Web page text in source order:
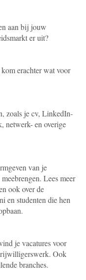
aan bij jouw
er uit?
erachter wat voor
zoals je cv, LinkedIn-
netwerk- en overige
van je
Lees meer
ook over de
en studenten die hen
je vacatures voor
Ook
branches.